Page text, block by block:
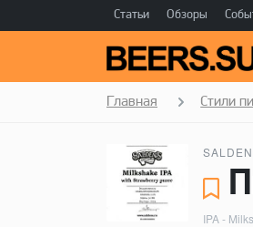
Статьи Обзоры
Главная Стили
IPA -